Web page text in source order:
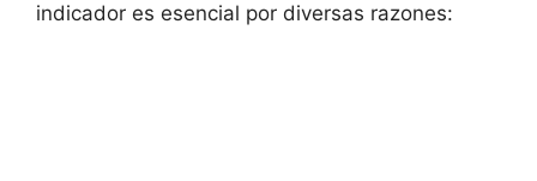
indicador es esencial por diversas razones: